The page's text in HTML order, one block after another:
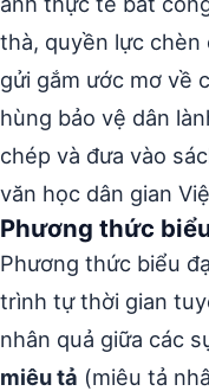
thà, quyền lực chèn
gửi gắm ước mơ về
hùng bảo vệ dân
chép và đưa vào
văn học dân gian
Phương thức
Phương thức biểu
trình tự thời gian
nhân quả giữa các
miêu tả (miêu tả